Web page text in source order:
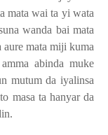
mata wai ta yi wata
wanda bai mata
mata miji kuma
abinda muke
mutum da iyalinsa
masa ta hanyar da